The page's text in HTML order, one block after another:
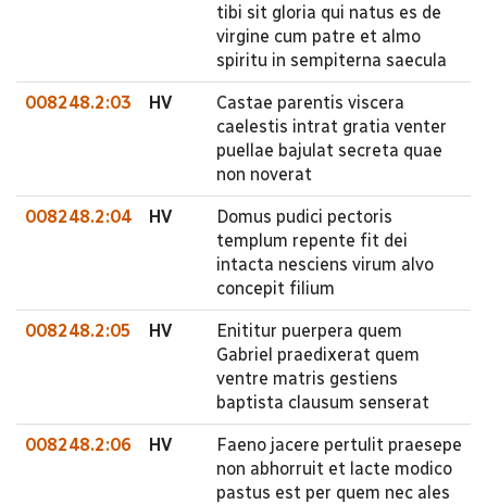
tibi sit gloria qui natus es de
virgine cum patre et almo
spiritu in sempiterna saecula
008248.2:03 HV
Castae parentis viscera
caelestis intrat gratia venter
puellae bajulat secreta quae
non noverat
008248.2:04 HV
Domus pudici pectoris
templum repente fit dei
intacta nesciens virum alvo
concepit filium
008248.2:05 HV
Enititur puerpera quem
Gabriel praedixerat quem
ventre matris gestiens
baptista clausum senserat
008248.2:06 HV
Faeno jacere pertulit praesepe
non abhorruit et lacte modico
pastus est per quem nec ales